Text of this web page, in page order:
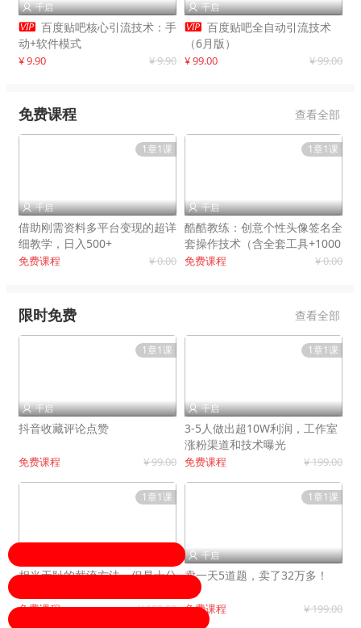
 千启
 百度贴吧核心引流技术：手
动+软件模式
¥ 9.90 ¥ 9.90
 千启
 百度贴吧全自动引流技术
（6月版）
¥ 99.00 ¥ 99.00
免费课程 查看全部
1章1课
 千启
借助刚需资料多平台变现的超详
细教学，日入500+
免费课程 ¥ 0.00
1章1课
 千启
酷酷教练：创意个性头像签名全
套操作技术（含全套工具+1000
套模板）
免费课程 ¥ 0.00
限时免费 查看全部
1章1课
 千启
抖音收藏评论点赞
免费课程 ¥ 99.00
1章1课
 千启
3-5人做出超10W利润，工作室
涨粉渠道和技术曝光
免费课程 ¥ 199.00
1章1课
相当无耻的截流方法，但是十分
免费课程 ¥ 199.00
1章1课
 千启
卖一天5道题，卖了32万多！
免费课程 ¥ 199.00